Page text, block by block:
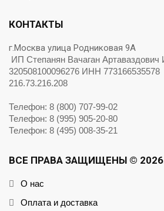
КОНТАКТЫ
г.Москва улица Родниковая 9А
ИП Степанян Вачаган
320508100096276 ИНН 773166535578
216.73.216.208
Телефон: 8 (800) 707-99-02
Телефон: 8 (995) 905-20-80
Телефон: 8 (495) 008-35-21
ВСЕ ПРАВА ЗАЩИЩЕНЫ ©
О нас
Оплата и доставка